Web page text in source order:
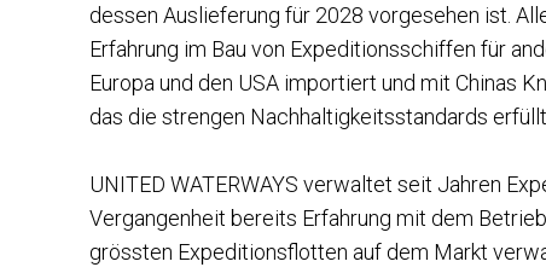
dessen Auslieferung für 2028 vorgesehen ist.
Erfahrung im Bau von Expeditionsschiffen für
Europa und den USA importiert und mit Chinas
das die strengen Nachhaltigkeitsstandards
UNITED WATERWAYS verwaltet seit Jahren
Vergangenheit bereits Erfahrung mit dem
grössten Expeditionsflotten auf dem Markt